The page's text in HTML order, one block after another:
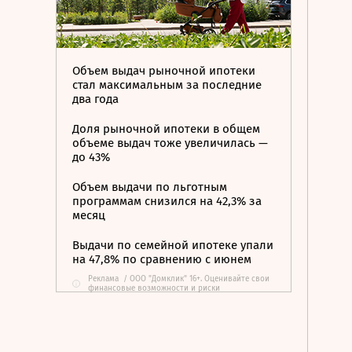
Объем выдач рыночной ипотеки
стал максимальным за последние
два года
Доля рыночной ипотеки в общем
объеме выдач тоже увеличилась —
до 43%
Объем выдачи по льготным
программам снизился на 42,3% за
месяц
Выдачи по семейной ипотеке упали
на 47,8% по сравнению с июнем
Реклама / ООО "Домклик" 16+. Оценивайте свои
финансовые возможности и риски